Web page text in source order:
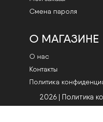
Смена пароля
О МАГАЗИНЕ
О нас
Контакты
Политика
2026 | Политика